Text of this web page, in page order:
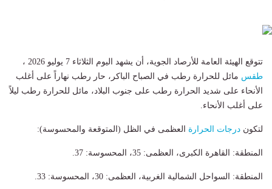
تتوقع الهيئة العامة للأرصاد الجوية، أن يشهد اليوم الثلاثاء 7 يوليو 2026 ،
طقس مائل للحرارة رطب في الصباح الباكر، حار رطب نهاراً على أغلب
الأنحاء على شديد الحرارة رطب على جنوب البلاد، مائل للحرارة رطب ليلاً
على أغلب الأنحاء.
لتكون درجات الحرارة العظمى في الظل (المتوقعة والمحسوسة):
المنطقة: القاهرة الكبرى، العظمى: 35، المحسوسة: 37.
المنطقة: السواحل الشمالية الغربية، العظمى: 30، المحسوسة: 33.